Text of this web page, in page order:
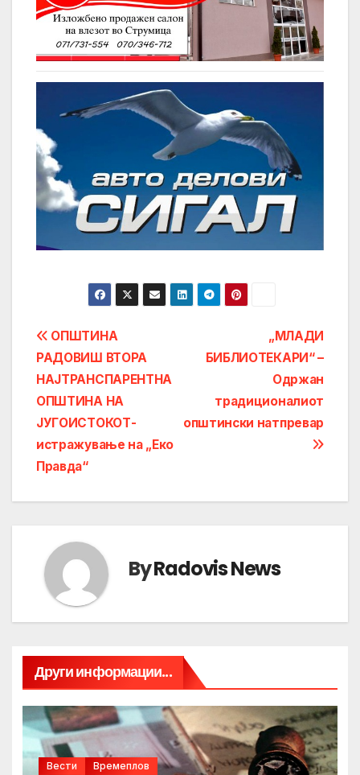
Post
navigation
„МЛАДИ
БИБЛИОТЕКАРИ“ –
Одржан
традиционалиот
општински натпревар
ОПШТИНА
РАДОВИШ ВТОРА
НАЈТРАНСПАРЕНТНА
ОПШТИНА НА
ЈУГОИСТОКОТ-
истражување на „Еко
Правда“
ByRadovis News
Други информации...
Вести Времеплов